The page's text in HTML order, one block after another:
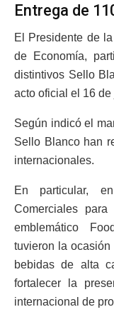
Entrega de
El Presidente de
de Economía,
distintivos Sello
acto oficial el 16
Según indicó el
Sello Blanco han
internacionales.
En particular,
Comerciales
emblemático
tuvieron la
bebidas de alta
fortalecer la
internacional de